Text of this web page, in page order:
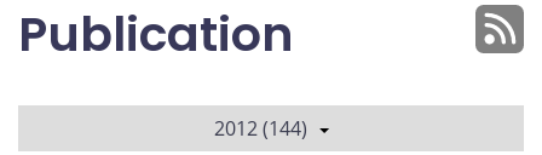
Publication
2012 (144)